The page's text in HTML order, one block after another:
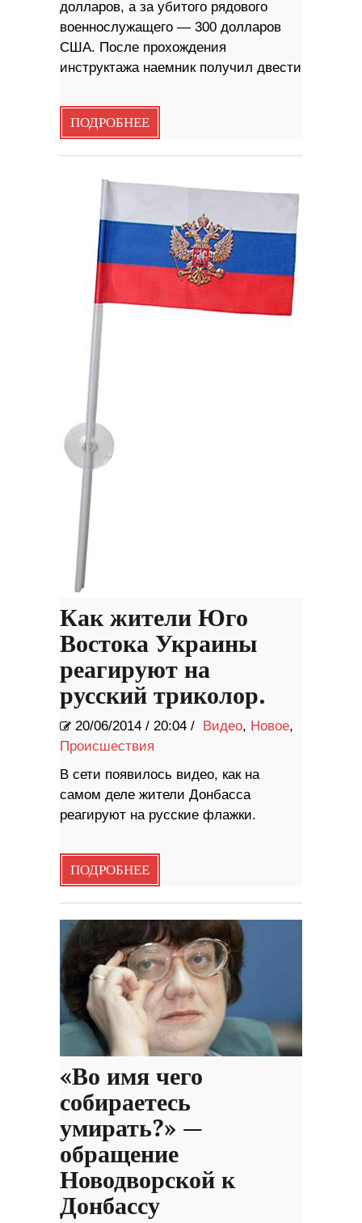
долларов, а за убитого рядового
военнослужащего — 300 долларов
США. После прохождения
инструктажа наемник получил двести
ПОДРОБНЕЕ
Как жители Юго
Востока Украины
реагируют на
русский триколор.
20/06/2014 / 20:04 / Видео, Новое,
Происшествия
В сети появилось видео, как на
самом деле жители Донбасса
реагируют на русские флажки.
ПОДРОБНЕЕ
«Во имя чего
собираетесь
умирать?» —
обращение
Новодворской к
Донбассу